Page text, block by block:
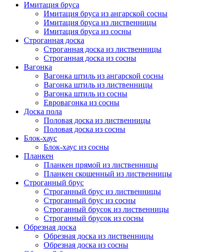
Имитация бруса
Имитация бруса из ангарской сосны
Имитация бруса из лиственницы
Имитация бруса из сосны
Строганная доска
Строганная доска из лиственницы
Строганная доска из сосны
Вагонка
Вагонка штиль из ангарской сосны
Вагонка штиль из лиственницы
Вагонка штиль из сосны
Евровагонка из сосны
Доска пола
Половая доска из лиственницы
Половая доска из сосны
Блок-хаус
Блок-хаус из сосны
Планкен
Планкен прямой из лиственницы
Планкен скошенный из лиственницы
Строганный брус
Строганный брус из лиственницы
Строганный брус из сосны
Строганный брусок из лиственницы
Строганный брусок из сосны
Обрезная доска
Обрезная доска из лиственницы
Обрезная доска из сосны